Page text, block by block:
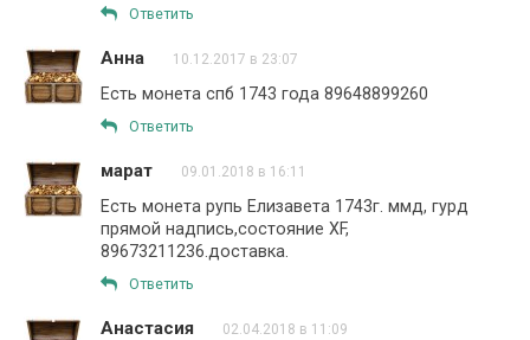
Ответить
Анна 10.12.2017 в 23:07
Есть монета спб 1743 года 89648899260
Ответить
марат 09.01.2018 в 16:11
Есть монета рупь Елизавета 1743г. ммд, гурд
прямой надпись,состояние XF,
89673211236.доставка.
Ответить
Анастасия 02.04.2018 в 11:09